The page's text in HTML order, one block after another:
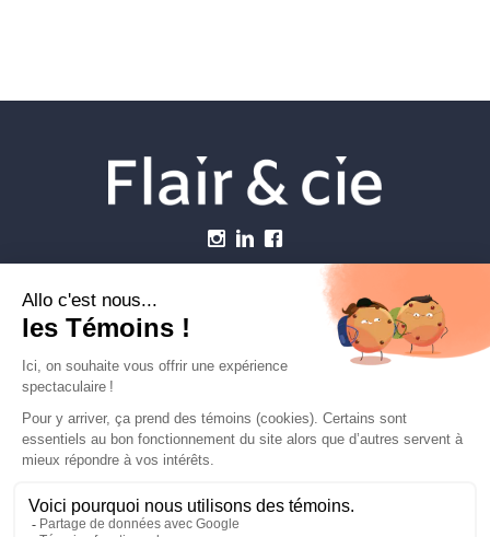
Établissements vétérinaires
Carrière
Contactez-nous